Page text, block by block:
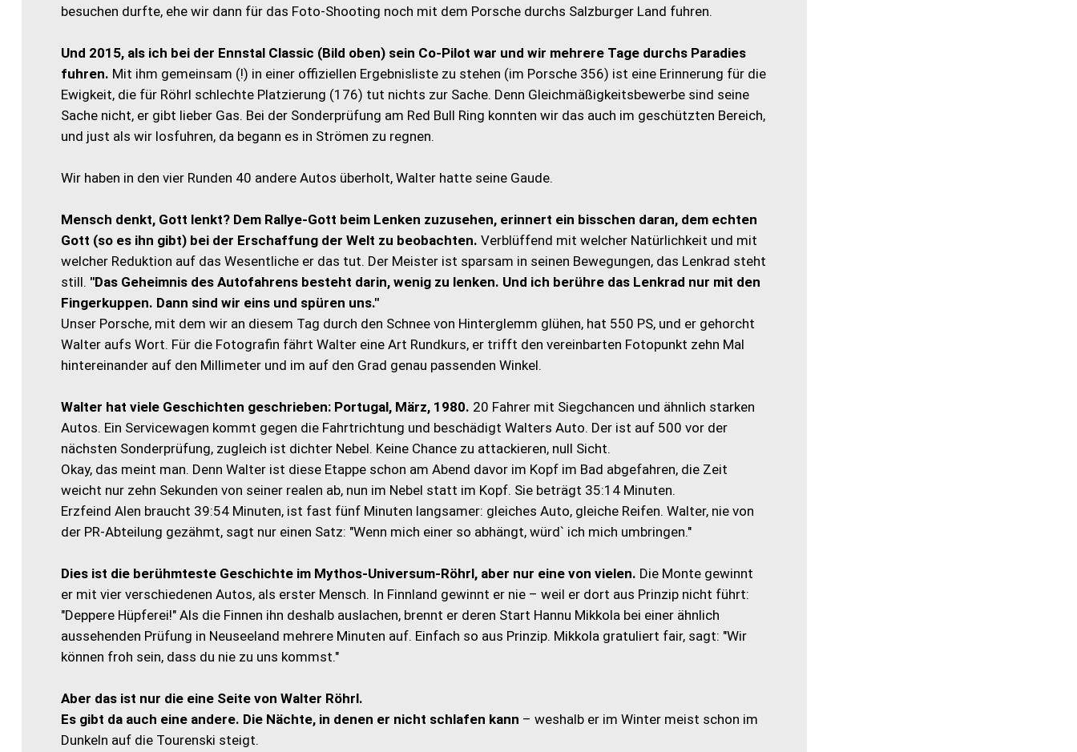
besuchen durfte, ehe wir dann für das Foto-Shooting noch mit dem Porsche durchs Salzburger Land fuhren.
Und 2015, als ich bei der Ennstal Classic (Bild oben) sein Co-Pilot war und wir mehrere Tage durchs Paradies
fuhren. Mit ihm gemeinsam (!) in einer offiziellen Ergebnisliste zu stehen (im Porsche 356) ist eine Erinnerung für die
Ewigkeit, die für Röhrl schlechte Platzierung (176) tut nichts zur Sache. Denn Gleichmäßigkeitsbewerbe sind seine
Sache nicht, er gibt lieber Gas. Bei der Sonderprüfung am Red Bull Ring konnten wir das auch im geschützten Bereich,
und just als wir losfuhren, da begann es in Strömen zu regnen.
Wir haben in den vier Runden 40 andere Autos überholt, Walter hatte seine Gaude.
Mensch denkt, Gott lenkt? Dem Rallye-Gott beim Lenken zuzusehen, erinnert ein bisschen daran, dem echten
Gott (so es ihn gibt) bei der Erschaffung der Welt zu beobachten. Verblüffend mit welcher Natürlichkeit und mit
welcher Reduktion auf das Wesentliche er das tut. Der Meister ist sparsam in seinen Bewegungen, das Lenkrad steht
still. "Das Geheimnis des Autofahrens besteht darin, wenig zu lenken. Und ich berühre das Lenkrad nur mit den
Fingerkuppen. Dann sind wir eins und spüren uns."
Unser Porsche, mit dem wir an diesem Tag durch den Schnee von Hinterglemm glühen, hat 550 PS, und er gehorcht
Walter aufs Wort. Für die Fotografin fährt Walter eine Art Rundkurs, er trifft den vereinbarten Fotopunkt zehn Mal
hintereinander auf den Millimeter und im auf den Grad genau passenden Winkel.
Walter hat viele Geschichten geschrieben: Portugal, März, 1980. 20 Fahrer mit Siegchancen und ähnlich starken
Autos. Ein Servicewagen kommt gegen die Fahrtrichtung und beschädigt Walters Auto. Der ist auf 500 vor der
nächsten Sonderprüfung, zugleich ist dichter Nebel. Keine Chance zu attackieren, null Sicht.
Okay, das meint man. Denn Walter ist diese Etappe schon am Abend davor im Kopf im Bad abgefahren, die Zeit
weicht nur zehn Sekunden von seiner realen ab, nun im Nebel statt im Kopf. Sie beträgt 35:14 Minuten.
Erzfeind Alen braucht 39:54 Minuten, ist fast fünf Minuten langsamer: gleiches Auto, gleiche Reifen. Walter, nie von
der PR-Abteilung gezähmt, sagt nur einen Satz: "Wenn mich einer so abhängt, würd` ich mich umbringen."
Dies ist die berühmteste Geschichte im Mythos-Universum-Röhrl, aber nur eine von vielen. Die Monte gewinnt
er mit vier verschiedenen Autos, als erster Mensch. In Finnland gewinnt er nie – weil er dort aus Prinzip nicht führt:
"Deppere Hüpferei!" Als die Finnen ihn deshalb auslachen, brennt er deren Start Hannu Mikkola bei einer ähnlich
aussehenden Prüfung in Neuseeland mehrere Minuten auf. Einfach so aus Prinzip. Mikkola gratuliert fair, sagt: "Wir
können froh sein, dass du nie zu uns kommst."
Aber das ist nur die eine Seite von Walter Röhrl.
Es gibt da auch eine andere. Die Nächte, in denen er nicht schlafen kann – weshalb er im Winter meist schon im
Dunkeln auf die Tourenski steigt.